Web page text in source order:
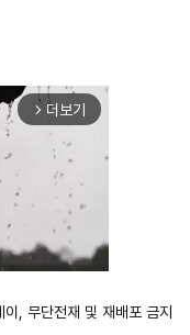
arrow_forward_ios 더보기
, 무단전재 및 재배포 금지